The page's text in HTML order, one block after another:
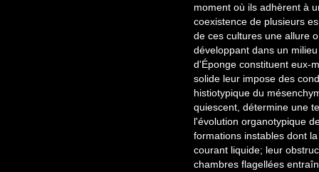
moment où ils adhèrent à
coexistence de plusieurs
de ces cultures une allure
développant dans un
d'Éponge constituent eux-
solide leur impose des
histiotypique du
quiescent, détermine une
l'évolution organotypique
formations instables dont
courant liquide; leur
chambres flagellées